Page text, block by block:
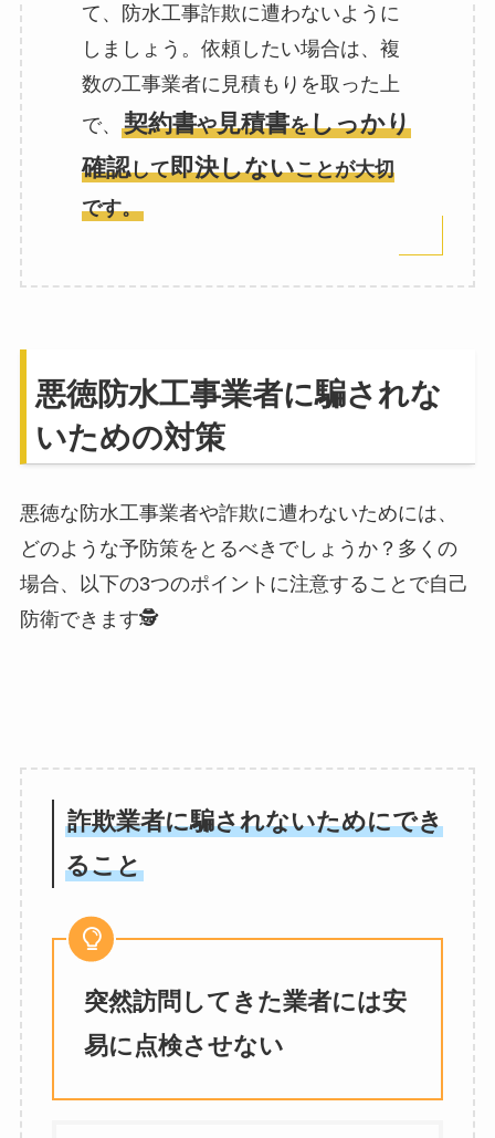
て、防水工事詐欺に遭わないように
しましょう。依頼したい場合は、複
数の工事業者に見積もりを取った上
で、 契約書や見積書をしっかり
確認して即決しないことが大切
です。
悪徳防水工事業者に騙されな
いための対策
悪徳な防水工事業者や詐欺に遭わないためには、
どのような予防策をとるべきでしょうか？多くの
場合、以下の3つのポイントに注意することで自己
防衛できます🕵️
詐欺業者に騙されないためにでき
ること
突然訪問してきた業者には安
易に点検させない